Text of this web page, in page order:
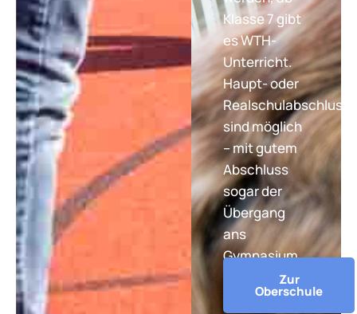
Klasse 7 gibt
es WTH-
Unterricht.
Haupt- oder
Realschulabschluss
sind möglich
– mit gutem
Abschluss
sogar der
Übergang
ans
Gymnasium.
Zur
Oberschule